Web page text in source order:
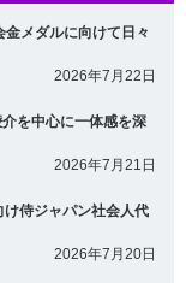
メダルに向けて日々
2026年7月22日
を中心に一体感を深
2026年7月21日
侍ジャパン社会人代
2026年7月20日